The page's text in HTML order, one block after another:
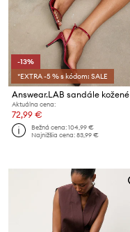
-13%
*EXTRA -5 % s kódom: SALE
Answear.LAB sandále kožené
Aktuálna cena:
72,99 €
Bežná cena:104,99 €
Najnižšia cena:83,99 €